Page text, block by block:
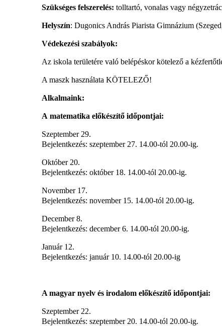
Szükséges felszerelés: tolltartó, vonalas vagy
Helyszín: Dugonics András Piarista Gimnázium
Védekezési szabályok:
Az iskola területére való belépéskor kötelező a
A maszk használata KÖTELEZŐ!
Alkalmaink:
A matematika előkészítő időpontjai:
Szeptember 29.
Bejelentkezés: szeptember 27. 14.00-tól 20.00-ig.
Október 20.
Bejelentkezés: október 18. 14.00-tól 20.00-ig.
November 17.
Bejelentkezés: november 15. 14.00-tól 20.00-ig.
December 8.
Bejelentkezés: december 6. 14.00-tól 20.00-ig.
Január 12.
Bejelentkezés: január 10. 14.00-tól 20.00-ig
A magyar nyelv és irodalom előkészítő időpontjai:
Szeptember 22.
Bejelentkezés: szeptember 20. 14.00-tól 20.00-ig.